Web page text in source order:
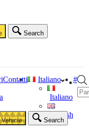
Search
Contatti Italiano
Italiano
English
#
Search